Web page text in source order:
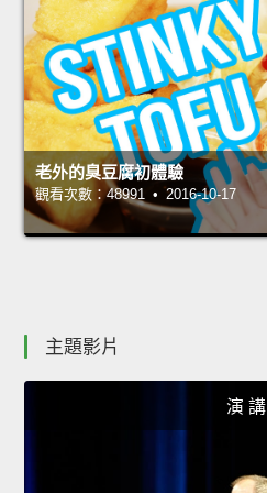
老外的臭豆腐初體驗
觀看次數：48991 • 2016-10-17
主題影片
演 講